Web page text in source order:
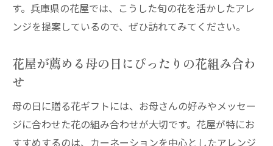
す。兵庫県の花屋では、こうした旬の花を活かしたアレ
ンジを提案しているので、ぜひ訪れてみてください。
花屋が薦める母の日にぴったりの花組み合わ
せ
母の日に贈る花ギフトには、お母さんの好みやメッセー
ジに合わせた花の組み合わせが大切です。花屋が特にお
すすめするのは、カーネーションを中心としたアレンジ